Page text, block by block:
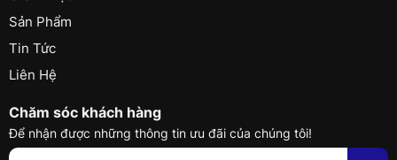
Sản Phẩm
Tin Tức
Liên Hệ
Chăm sóc khách hàng
Để nhận được những thông tin ưu đãi của chúng tôi!